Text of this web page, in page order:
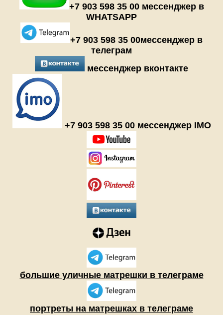
+7 903 598 35 00 мессенджер в
WHATSAPP
+7 903 598 35 00мессенджер в
телеграм
мессенджер вконтакте
+7 903 598 35 00 мессенджер IMO
большие уличные матрешки в телеграме
портреты на матрешках в телеграме